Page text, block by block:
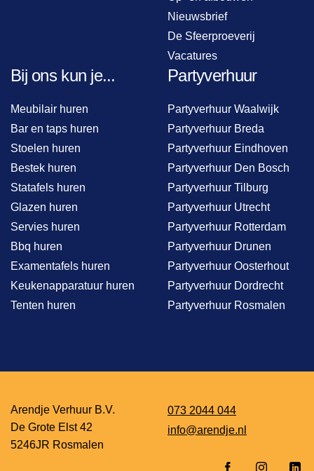
Nieuwsbrief
De Sfeerproeverij
Vacatures
Bij ons kun je...
Meubilair huren
Bar en taps huren
Stoelen huren
Bestek huren
Statafels huren
Glazen huren
Servies huren
Bbq huren
Examentafels huren
Keukenapparatuur huren
Tenten huren
Partyverhuur
Partyverhuur Waalwijk
Partyverhuur Breda
Partyverhuur Eindhoven
Partyverhuur Den Bosch
Partyverhuur Tilburg
Partyverhuur Utrecht
Partyverhuur Rotterdam
Partyverhuur Drunen
Partyverhuur Oosterhout
Partyverhuur Dordrecht
Partyverhuur Rosmalen
Arendje Verhuur B.V.
De Grote Elst 42
5246JR Rosmalen
073 2044 044
info@arendje.nl